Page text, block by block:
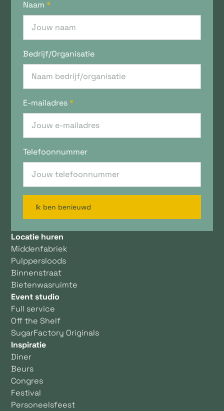
Naam *
Bedrijf/Organisatie
E-mailadres *
Telefoonnummer
Ik ben benieuwd
Locatie huren
Middenfabriek
Pulppersloods
Binnenstraat
Bietenwasruimte
Event studio
Full service
Off the Shelf
SugarFactory Originals
Inspiratie
Diner
Beurs
Congres
Festival
Personeelsfeest